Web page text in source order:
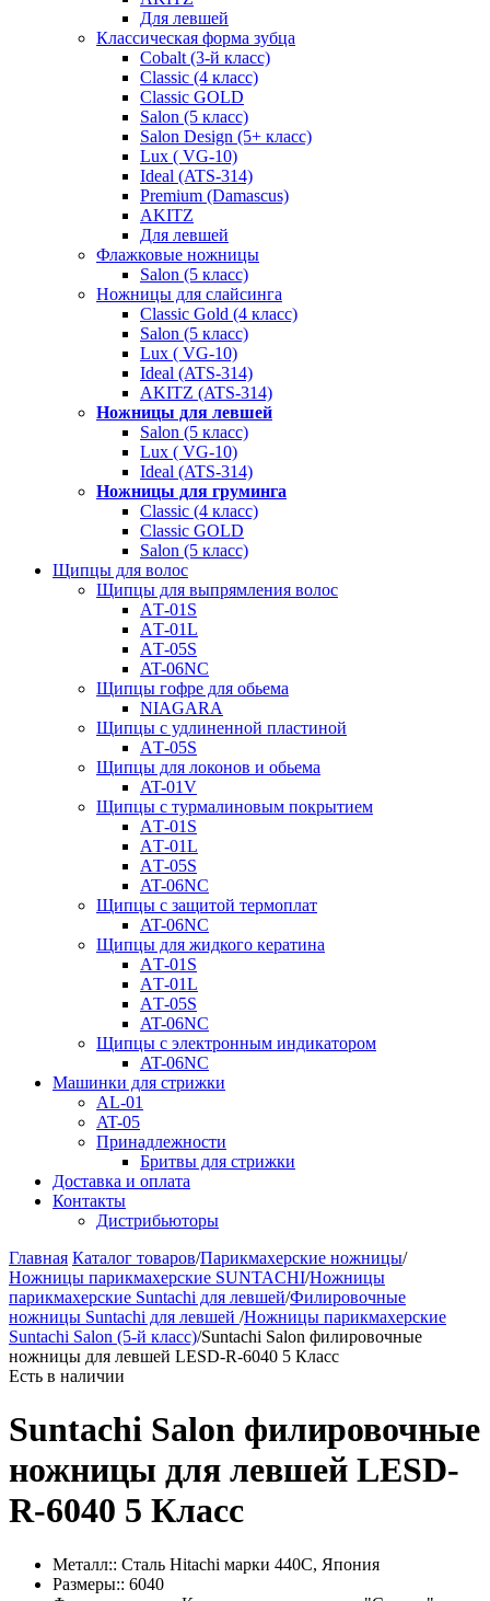
Для левшей
Классическая форма зубца
Cobalt (3-й класс)
Classic (4 класс)
Classic GOLD
Salon (5 класс)
Salon Design (5+ класс)
Lux ( VG-10)
Ideal (ATS-314)
Premium (Damascus)
AKITZ
Для левшей
Флажковые ножницы
Salon (5 класс)
Ножницы для слайсинга
Classic Gold (4 класс)
Salon (5 класс)
Lux ( VG-10)
Ideal (ATS-314)
AKITZ (ATS-314)
Ножницы для левшей
Salon (5 класс)
Lux ( VG-10)
Ideal (ATS-314)
Ножницы для груминга
Classic (4 класс)
Classic GOLD
Salon (5 класс)
Щипцы для волос
Щипцы для выпрямления волос
AТ-01S
AТ-01L
AТ-05S
AT-06NC
Щипцы гофре для обьема
NIAGARA
Щипцы с удлиненной пластиной
AТ-05S
Щипцы для локонов и обьема
AT-01V
Щипцы с турмалиновым покрытием
AТ-01S
AТ-01L
AТ-05S
AT-06NC
Щипцы с защитой термоплат
AT-06NC
Щипцы для жидкого кератина
AТ-01S
AТ-01L
AТ-05S
AT-06NC
Щипцы с электронным индикатором
AT-06NC
Машинки для стрижки
AL-01
AT-05
Принадлежности
Бритвы для стрижки
Доставка и оплата
Контакты
Дистрибьюторы
Главная Каталог товаров/Парикмахерские ножницы/
Ножницы парикмахерские SUNTACHI/Ножницы
парикмахерские Suntachi для левшей/Филировочные
ножницы Suntachi для левшей /Ножницы парикмахерские
Suntachi Salon (5-й класс)/Suntachi Salon филировочные
ножницы для левшей LESD-R-6040 5 Класс
Есть в наличии
Suntachi Salon филировочные
ножницы для левшей LESD-
R-6040 5 Класс
Металл:: Сталь Hitachi марки 440С, Япония
Размеры:: 6040